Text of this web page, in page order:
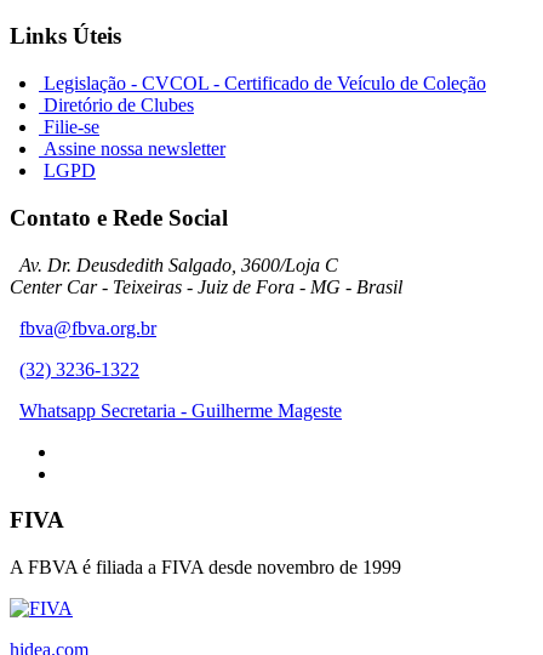
Links Úteis
Legislação - CVCOL - Certificado de Veículo de Coleção
Diretório de Clubes
Filie-se
Assine nossa newsletter
LGPD
Contato e Rede Social
Av. Dr. Deusdedith Salgado, 3600/Loja C
Center Car - Teixeiras - Juiz de Fora - MG - Brasil
fbva@fbva.org.br
(32) 3236-1322
Whatsapp Secretaria - Guilherme Mageste
FIVA
A FBVA é filiada a FIVA desde novembro de 1999
hidea.com